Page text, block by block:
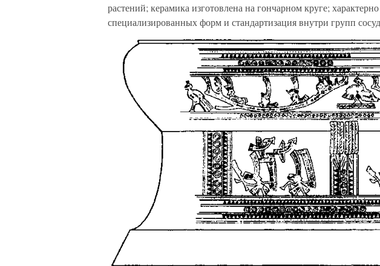
растений; керамика изготовлена на гончарном круге;
специализированных форм и стандартизация внутри групп